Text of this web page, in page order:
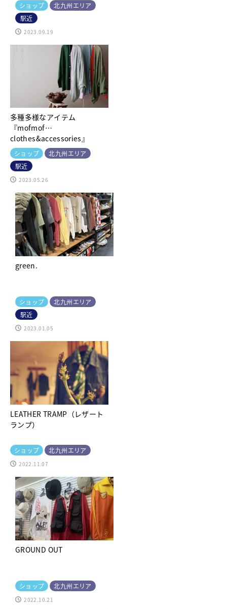
ショップ
北九州エリア
駅近
2023.09.19
多種多様なアイテム
『mofmof
clothes&accessories』
ショップ
北九州エリア
駅近
2023.05.26
green.
ショップ
北九州エリア
駅近
2023.01.05
LEATHER TRAMP（レザート
ランプ）
ショップ 北九州エリア
2022.11.07
GROUND OUT
ショップ 北九州エリア
2022.10.21